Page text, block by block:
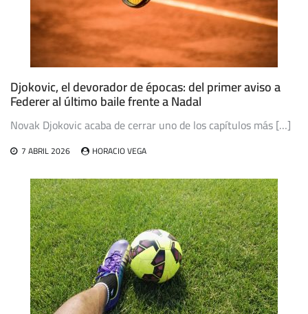
Djokovic, el devorador de épocas: del primer aviso a
Federer al último baile frente a Nadal
Novak Djokovic acaba de cerrar uno de los capítulos más […]
7 ABRIL 2026 HORACIO VEGA